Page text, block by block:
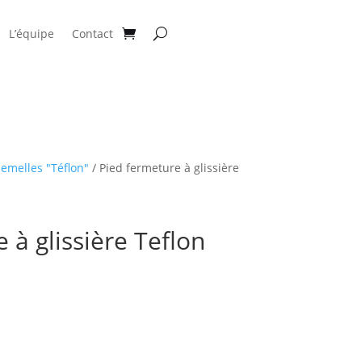
L’équipe Contact
"Téflon" / Pied fermeture à glissière
à glissière Teflon